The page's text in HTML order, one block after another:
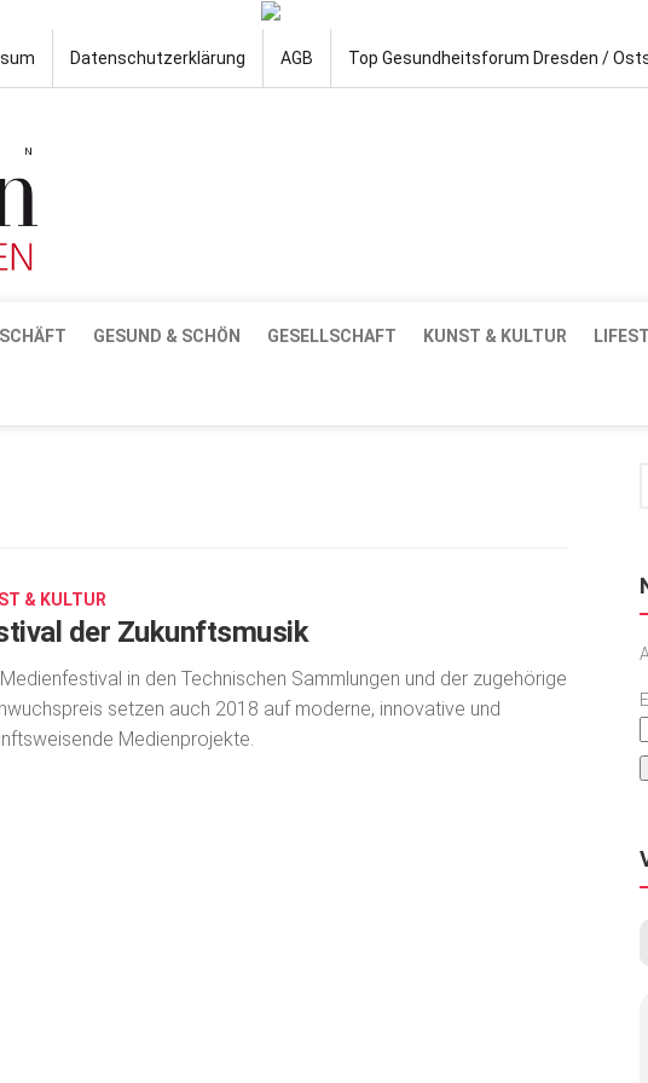
Datenschutzerklärung AGB Top Gesundheitsforum Dresden /
GESUND & SCHÖN GESELLSCHAFT KUNST & KULTUR
& KULTUR
der Zukunftsmusik
in den Technischen Sammlungen und der zugehörige
setzen auch 2018 auf moderne, innovative und
Medienprojekte.